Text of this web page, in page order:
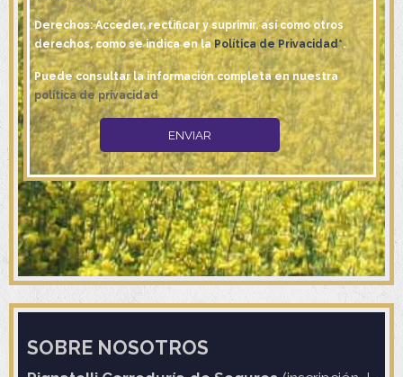
Derechos: Acceder, rectificar y suprimir, así como otros
derechos, como se indica en la Política de Privacidad*.
Puede consultar la información completa en nuestra
política de privacidad
SOBRE NOSOTROS